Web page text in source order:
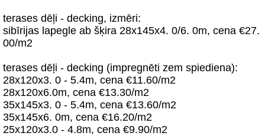
terases dēļi - decking, izmēri:
sibīrijas lapegle ab šķira 28x145x4. 0/6. 0m, cena €27.
00/m2
terases dēļi - decking (impregnēti zem spiediena):
28x120x3. 0 - 5.4m, cena €11.60/m2
28x120x6.0m, cena €13.30/m2
35x145x3. 0 - 5.4m, cena €13.60/m2
35x145x6. 0m, cena €16.20/m2
25x120x3.0 - 4.8m, cena €9.90/m2